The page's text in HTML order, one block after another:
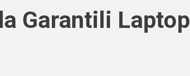
Garantili Laptop